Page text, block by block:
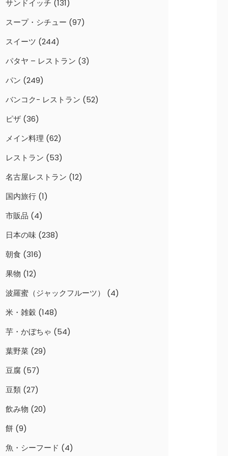
サンドイッチ (131)
スープ・シチュー (97)
スイーツ (244)
パタヤ – レストラン (3)
パン (249)
バンコク- レストラン (52)
ピザ (36)
メイン料理 (62)
レストラン (53)
名古屋レストラン (12)
国内旅行 (1)
市販品 (4)
日本の味 (238)
朝食 (316)
果物 (12)
波羅蜜（ジャックフルーツ）
(4)
米・雑穀 (148)
芋・かぼちゃ (54)
葉野菜 (29)
豆腐 (57)
豆類 (27)
飲み物 (20)
餅 (9)
魚・シーフード (4)